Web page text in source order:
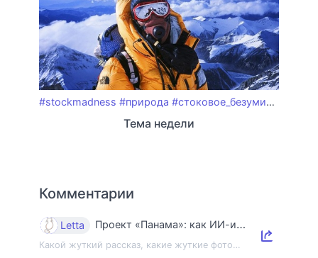
#stockmadness #природа #стоковое_безумие
Тема недели
Комментарии
Letta Проект «Панама»: как ИИ-индустрия уничтожает книги и знания
Какой жуткий рассказ, какие жуткие фото…